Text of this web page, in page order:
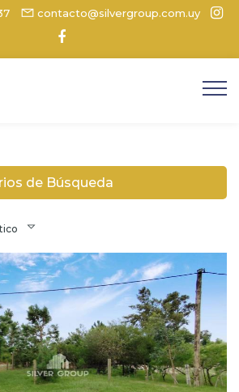
contacto@silvergroup.com.uy
de Búsqueda